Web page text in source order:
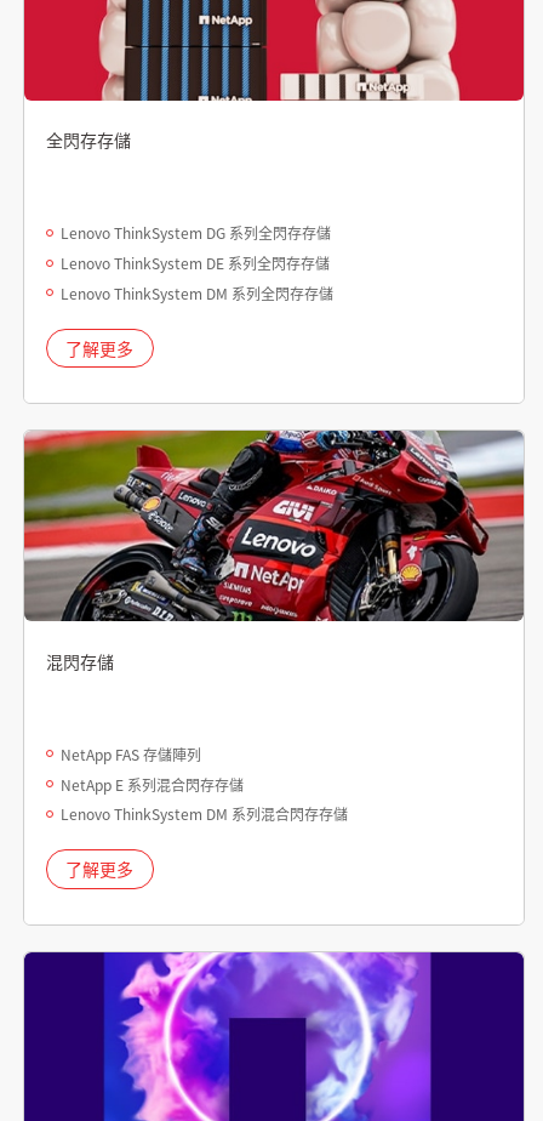
全閃存存儲
Lenovo ThinkSystem DG 系列全閃存存儲
Lenovo ThinkSystem DE 系列全閃存存儲
Lenovo ThinkSystem DM 系列全閃存存儲
了解更多
混閃存儲
NetApp FAS 存儲陣列
NetApp E 系列混合閃存存儲
Lenovo ThinkSystem DM 系列混合閃存存儲
了解更多